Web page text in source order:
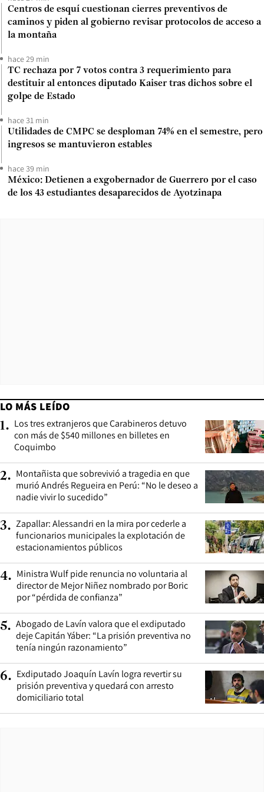
Centros de esquí cuestionan cierres preventivos de
caminos y piden al gobierno revisar protocolos de acceso a
la montaña
hace 29 min
TC rechaza por 7 votos contra 3 requerimiento para
destituir al entonces diputado Kaiser tras dichos sobre el
golpe de Estado
hace 31 min
Utilidades de CMPC se desploman 74% en el semestre, pero
ingresos se mantuvieron estables
hace 39 min
México: Detienen a exgobernador de Guerrero por el caso
de los 43 estudiantes desaparecidos de Ayotzinapa
LO MÁS LEÍDO
1. Los tres extranjeros que Carabineros detuvo
con más de $540 millones en billetes en
Coquimbo
2. Montañista que sobrevivió a tragedia en que
murió Andrés Regueira en Perú: “No le deseo a
nadie vivir lo sucedido”
3. Zapallar: Alessandri en la mira por cederle a
funcionarios municipales la explotación de
estacionamientos públicos
4. Ministra Wulf pide renuncia no voluntaria al
director de Mejor Niñez nombrado por Boric
por “pérdida de confianza”
5. Abogado de Lavín valora que el exdiputado
deje Capitán Yáber: “La prisión preventiva no
tenía ningún razonamiento”
6. Exdiputado Joaquín Lavín logra revertir su
prisión preventiva y quedará con arresto
domiciliario total